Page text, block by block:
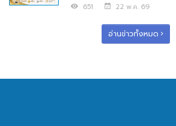
651 22 พ.ค. 69
อ่านข่าวทั้งหมด